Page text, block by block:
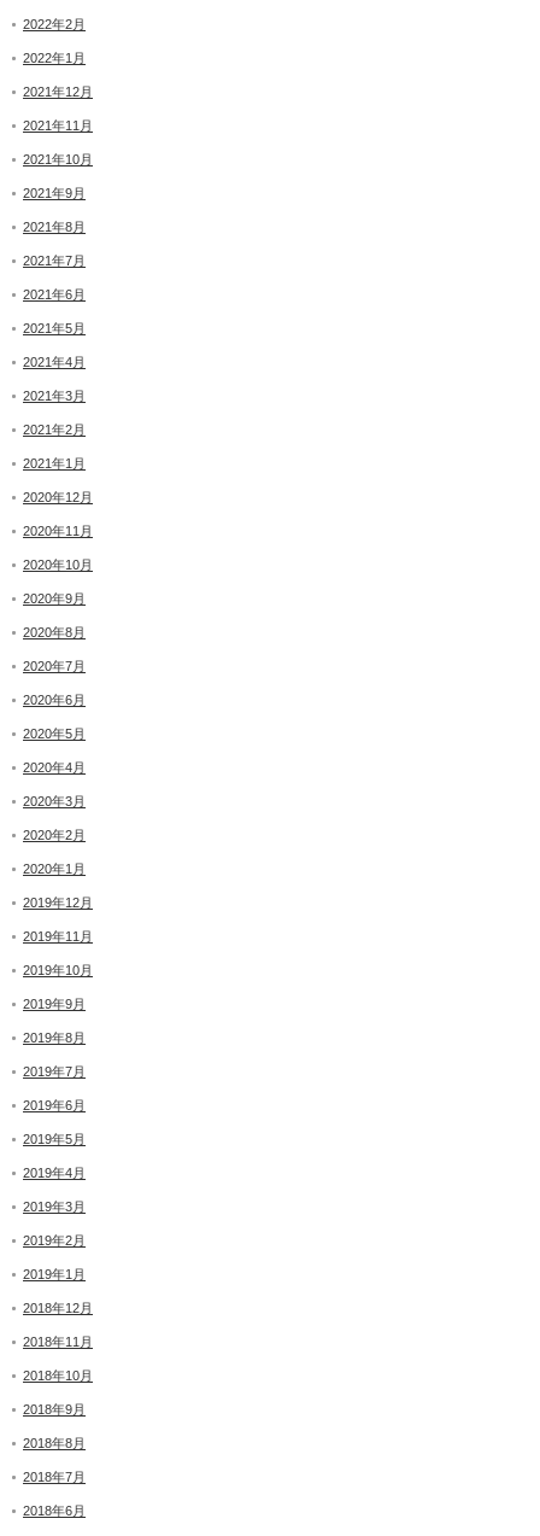
2022年2月
2022年1月
2021年12月
2021年11月
2021年10月
2021年9月
2021年8月
2021年7月
2021年6月
2021年5月
2021年4月
2021年3月
2021年2月
2021年1月
2020年12月
2020年11月
2020年10月
2020年9月
2020年8月
2020年7月
2020年6月
2020年5月
2020年4月
2020年3月
2020年2月
2020年1月
2019年12月
2019年11月
2019年10月
2019年9月
2019年8月
2019年7月
2019年6月
2019年5月
2019年4月
2019年3月
2019年2月
2019年1月
2018年12月
2018年11月
2018年10月
2018年9月
2018年8月
2018年7月
2018年6月